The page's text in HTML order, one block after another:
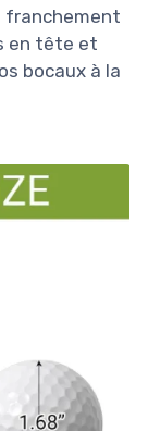
franchement
en tête et
bocaux à la